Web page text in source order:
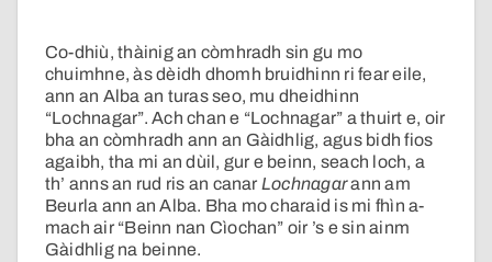
Co-dhiù, thàinig an còmhradh sin gu mo
chuimhne, às dèidh dhomh bruidhinn ri fear eile,
ann an Alba an turas seo, mu dheidhinn
“Lochnagar”. Ach chan e “Lochnagar” a thuirt e, oir
bha an còmhradh ann an Gàidhlig, agus bidh fios
agaibh, tha mi an dùil, gur e beinn, seach loch, a
th’ anns an rud ris an canar Lochnagarann am
Beurla ann an Alba. Bha mo charaid is mi fhìn a-
mach air “Beinn nan Cìochan” oir ’s e sin ainm
Gàidhlig na beinne.